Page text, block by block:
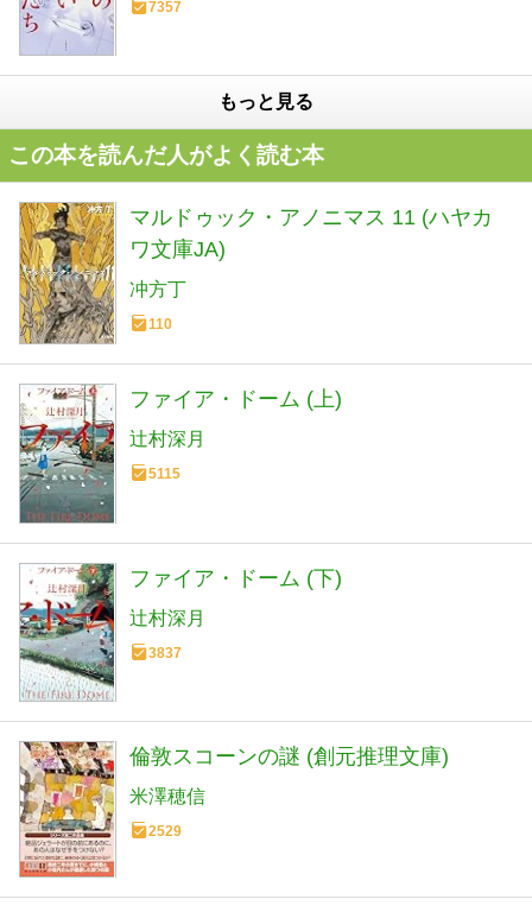
7357
もっと見る
この本を読んだ人がよく読む本
マルドゥック・アノニマス 11 (ハヤカ
ワ文庫JA)
冲方丁
110
ファイア・ドーム (上)
辻村深月
5115
ファイア・ドーム (下)
辻村深月
3837
倫敦スコーンの謎 (創元推理文庫)
米澤穂信
2529